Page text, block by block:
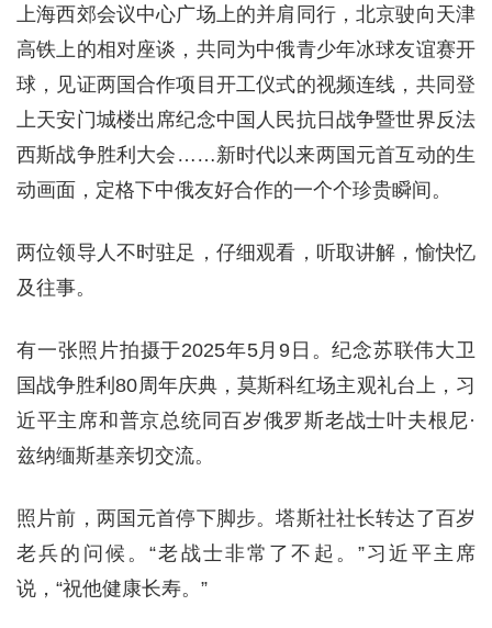
上海西郊会议中心广场上的并肩同行，北京驶向天津
高铁上的相对座谈，共同为中俄青少年冰球友谊赛开
球，见证两国合作项目开工仪式的视频连线，共同登
上天安门城楼出席纪念中国人民抗日战争暨世界反法
西斯战争胜利大会……新时代以来两国元首互动的生
动画面，定格下中俄友好合作的一个个珍贵瞬间。
两位领导人不时驻足，仔细观看，听取讲解，愉快忆
及往事。
有一张照片拍摄于2025年5月9日。纪念苏联伟大卫
国战争胜利80周年庆典，莫斯科红场主观礼台上，习
近平主席和普京总统同百岁俄罗斯老战士叶夫根尼·
兹纳缅斯基亲切交流。
照片前，两国元首停下脚步。塔斯社社长转达了百岁
老兵的问候。“老战士非常了不起。”习近平主席
说，“祝他健康长寿。”